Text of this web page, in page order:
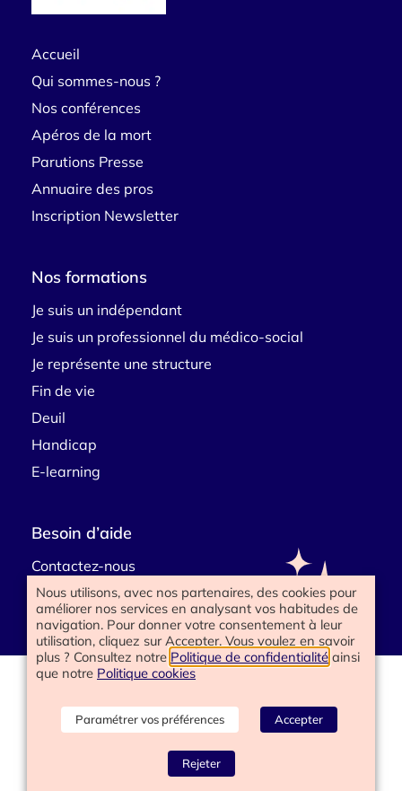
Accueil
Qui sommes-nous ?
Nos conférences
Apéros de la mort
Parutions Presse
Annuaire des pros
Inscription Newsletter
Nos formations
Je suis un indépendant
Je suis un professionnel du médico-social
Je représente une structure
Fin de vie
Deuil
Handicap
E-learning
Besoin d’aide
Contactez-nous
www.happyend.life 2025
Politique de confidentialité
Mentions légales
Nous utilisons, avec nos partenaires, des cookies pour
améliorer nos services en analysant vos habitudes de
navigation. Pour donner votre consentement à leur
utilisation, cliquez sur Accepter. Vous voulez en savoir
plus ? Consultez notre Politique de confidentialité ainsi
que notre Politique cookies
Paramétrer vos préférences Accepter
Rejeter